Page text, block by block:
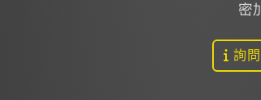
密
詢問